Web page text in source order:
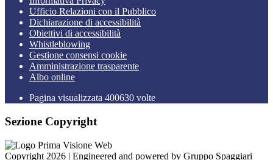
Ufficio Relazioni con il Pubblico
Dichiarazione di accessibilità
Obiettivi di accessibilità
Whistleblowing
Gestione consensi cookie
Amministrazione trasparente
Albo online
Pagina visualizzata 400630 volte
Sezione Copyright
Copyright 2026 | Engineered and powered by Gruppo Spaggiari